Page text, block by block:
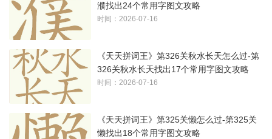
濮找出24个常用字图文攻略
时间：2026-07-16
《天天拼词王》第326关秋水长天怎么过-第
326关秋水长天找出17个常用字图文攻略
时间：2026-07-16
《天天拼词王》第325关懒怎么过-第325关
懒找出18个常用字图文攻略